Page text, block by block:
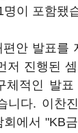
이 포함됐
안 발표를
저 진행된
체적인 발표
니다. 이찬
에서 "KB